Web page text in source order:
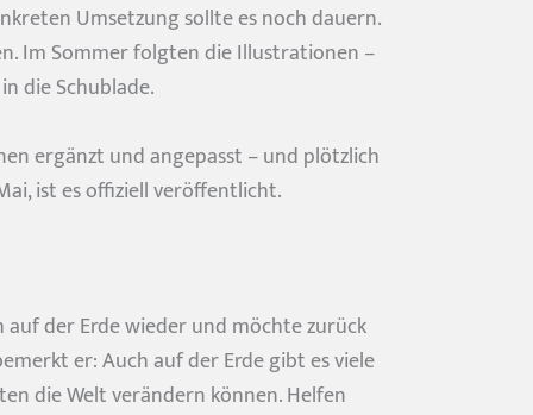
Umsetzung sollte es noch dauern.
Im Sommer folgten die Illustrationen –
die Schublade.
ergänzt und angepasst – und plötzlich
ist es offiziell veröffentlicht.
der Erde wieder und möchte zurück
er: Auch auf der Erde gibt es viele
die Welt verändern können. Helfen